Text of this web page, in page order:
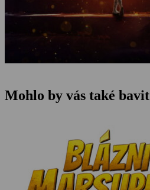
Mohlo by vás také bavit